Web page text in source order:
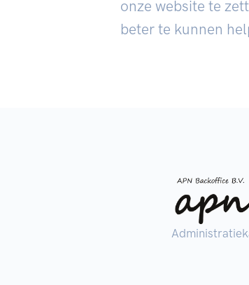
onze website te
beter te kunnen